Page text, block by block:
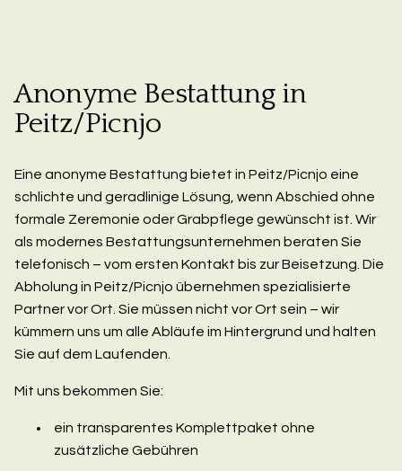
Anonyme Bestattung in
Peitz/Picnjo
Eine anonyme Bestattung bietet in Peitz/Picnjo eine
schlichte und geradlinige Lösung, wenn Abschied ohne
formale Zeremonie oder Grabpflege gewünscht ist. Wir
als modernes Bestattungsunternehmen beraten Sie
telefonisch – vom ersten Kontakt bis zur Beisetzung. Die
Abholung in Peitz/Picnjo übernehmen spezialisierte
Partner vor Ort. Sie müssen nicht vor Ort sein – wir
kümmern uns um alle Abläufe im Hintergrund und halten
Sie auf dem Laufenden.
Mit uns bekommen Sie:
ein transparentes Komplettpaket ohne
zusätzliche Gebühren